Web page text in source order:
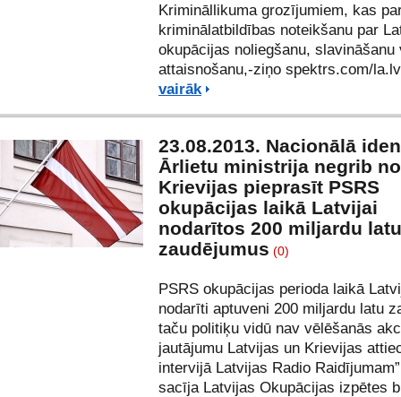
Krimināllikuma grozījumiem, kas
kriminālatbildības noteikšanu par
okupācijas noliegšanu, slavināšanu
attaisnošanu,-ziņo spektrs.com/
vairāk
23.08.2013. Nacionālā
Ārlietu ministrija negrib no
Krievijas pieprasīt PSRS
okupācijas laikā Latvijai
nodarītos 200 miljardu latu
zaudējumus (0)
PSRS okupācijas perioda laikā
nodarīti aptuveni 200 miljardu latu
taču politiķu vidū nav vēlēšanās
jautājumu Latvijas un Krievijas
intervijā Latvijas Radio
sacīja Latvijas Okupācijas izpētes